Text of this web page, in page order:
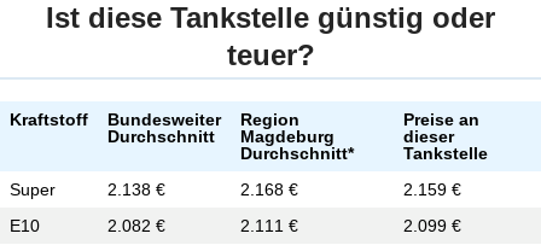
Ist diese Tankstelle günstig oder
teuer?
Kraftstoff
Bundesweiter
Durchschnitt
Region
Magdeburg
Durchschnitt*
Preise an
dieser
Tankstelle
Super
2.138 € 2.168 €
2.159 €
E10
2.082 € 2.111 €
2.099 €